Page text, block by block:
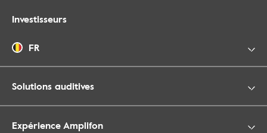
Investisseurs
FR
Solutions auditives
Expérience Amplifon